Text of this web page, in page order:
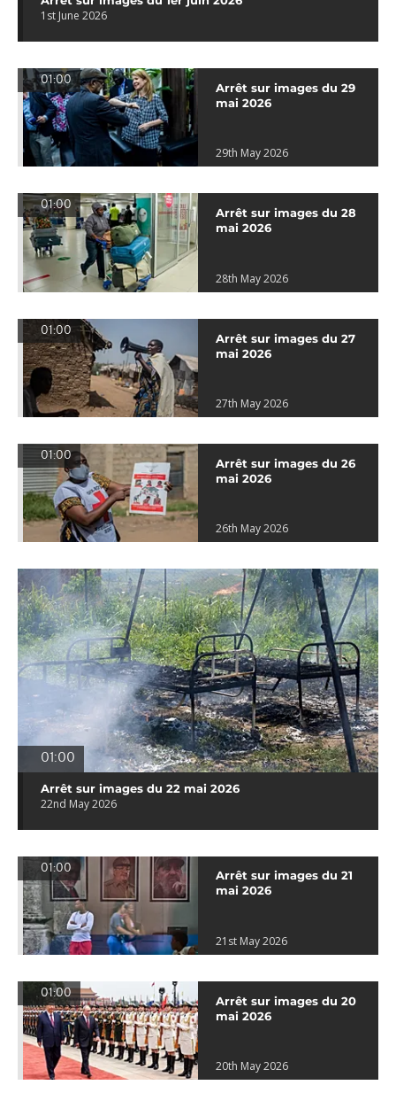
1st June 2026
01:00
Arrêt sur images du 29
mai 2026
29th May 2026
01:00
Arrêt sur images du 28
mai 2026
28th May 2026
01:00
Arrêt sur images du 27
mai 2026
27th May 2026
01:00
Arrêt sur images du 26
mai 2026
26th May 2026
01:00
Arrêt sur images du 22 mai 2026
22nd May 2026
01:00
Arrêt sur images du 21
mai 2026
21st May 2026
01:00
Arrêt sur images du 20
mai 2026
20th May 2026